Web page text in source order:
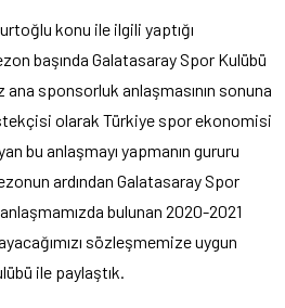
konu ile ilgili yaptığı
başında Galatasaray Spor Kulübü
ana sponsorluk anlaşmasının sonuna
olarak Türkiye spor ekonomisi
bu anlaşmayı yapmanın gururu
ardından Galatasaray Spor
bulunan 2020-2021
sözleşmemize uygun
ile paylaştık.